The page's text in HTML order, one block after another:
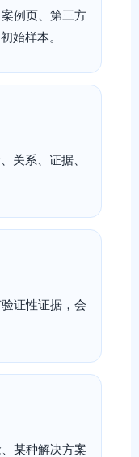
例页、第三方
始样本。
关系、证据、
证性证据，会
某种解决方案